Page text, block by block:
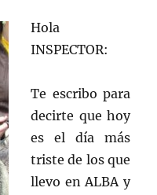
Hola
INSPECTOR:
Te escribo para
decirte que hoy
es el día más
triste de los que
llevo en ALBA y